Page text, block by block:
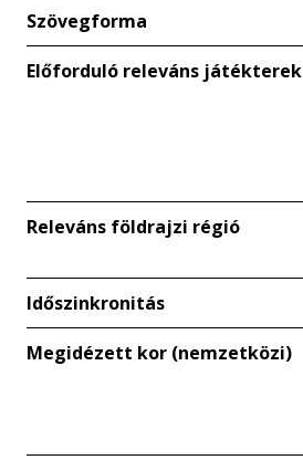
Szövegforma
Előforduló releváns játékterek
Releváns földrajzi régió
Időszinkronitás
Megidézett kor (nemzetközi)